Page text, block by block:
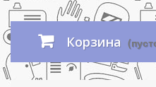
Корзина